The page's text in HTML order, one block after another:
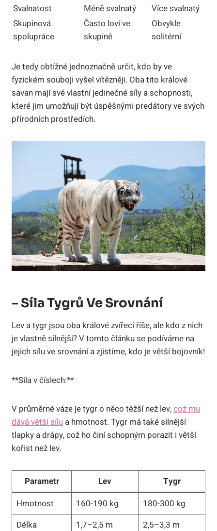
Svalnatost
Méně svalnatý
Více svalnatý
Skupinová
spolupráce
Často loví ve
skupině
Obvykle
solitérní
Je tedy obtížné jednoznačně určit, kdo by ve
fyzickém souboji vyšel vítězněji. Oba tito králové
savan mají své vlastní jedinečné síly a schopnosti,
které jim umožňují být úspěšnými predátory ve svých
přírodních prostředích.
– Síla Tygrů Ve Srovnání
Lev a tygr jsou oba králové zvířecí říše, ale kdo z nich
je vlastně silnější? V tomto článku se podíváme na
jejich sílu ve srovnání a zjistíme, kdo je větší bojovník!
**Síla v číslech:**
V průměrné váze je tygr o něco těžší než lev,což mu
dává větší sílu a hmotnost. Tygr má také silnější
tlapky a drápy, což ho činí schopným porazit i větší
kořist než lev.
Parametr Lev
Tygr
Hmotnost
160-190 kg
180-300 kg
Délka
1,7–2,5 m 2,5–3,3 m